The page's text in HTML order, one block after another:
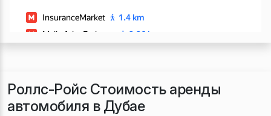
Роллс-Ройс Стоимость аренды
автомобиля в Дубае